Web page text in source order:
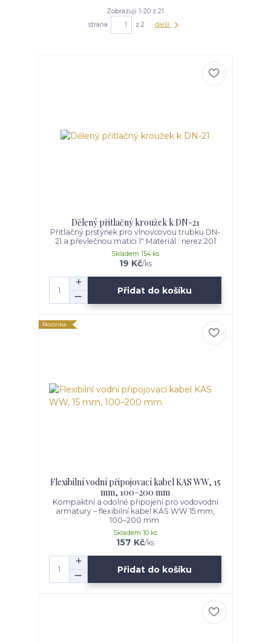
Zobrazuji 1-20 z 21
strana
z 2 další
Dělený přitlačný kroužek k DN-21
Přitlačný prstýnek pro vlnovcovou trubku DN-
21 a převlečnou matici 1" Materiál : nerez 201
19 Kč/ks
Skladem 154 ks
Přidat do košíku
Novinka
Flexibilní vodní připojovací kabel KAS WW, 15
mm, 100–200 mm
Kompaktní a odolné připojení pro vodovodní
armatury – flexibilní kabel KAS WW 15 mm,
100–200 mm.
157 Kč/ks
Skladem 10 ks
Přidat do košíku